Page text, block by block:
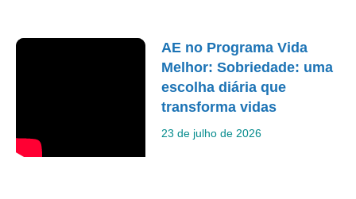
AE no Programa Vida
Melhor: Sobriedade: uma
escolha diária que
transforma vidas
23 de julho de 2026